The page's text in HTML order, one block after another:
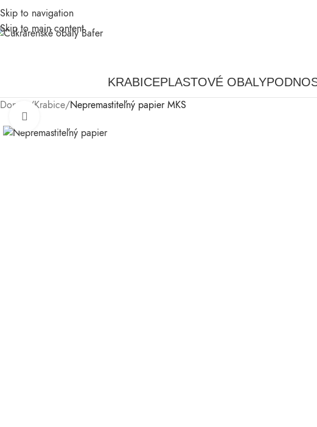
Skip to navigation
Skip to main content
KRABICEPLASTOVÉ OBALY
Domov
/Krabice/Nepremastiteľný papier MKS